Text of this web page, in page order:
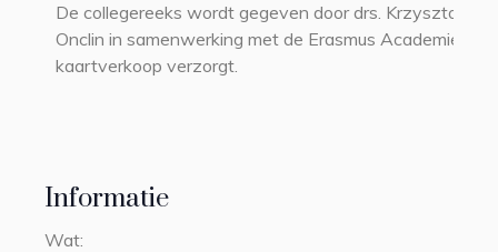
Informatie
Wat:
De collegereeks wordt gegeven door drs. Krzysztof
Onclin in samenwerking met de Erasmus Academie die
kaartverkoop verzorgt.